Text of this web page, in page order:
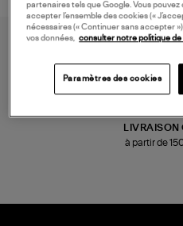
à partir de
partenaires tels que Google. Vous
accepter l’ensemble des cookies («
nécessaires (« Continuer sans accepter
vos données, consulter notre politique de
Paramètres des cookies